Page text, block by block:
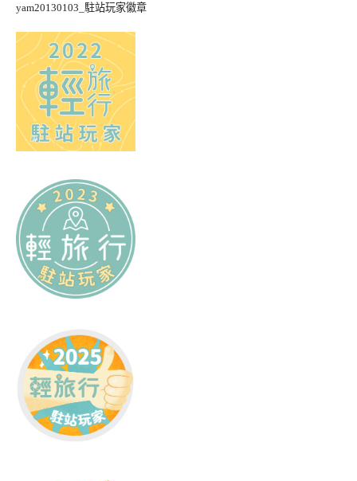
yam20130103_駐站玩家徽章